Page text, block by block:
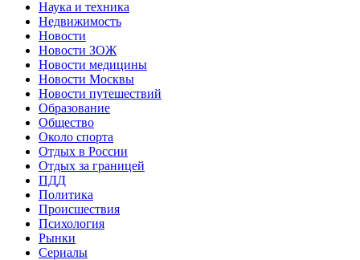
Наука и техника
Недвижимость
Новости
Новости ЗОЖ
Новости медицины
Новости Москвы
Новости путешествий
Образование
Общество
Около спорта
Отдых в России
Отдых за границей
ПДД
Политика
Происшествия
Психология
Рынки
Сериалы